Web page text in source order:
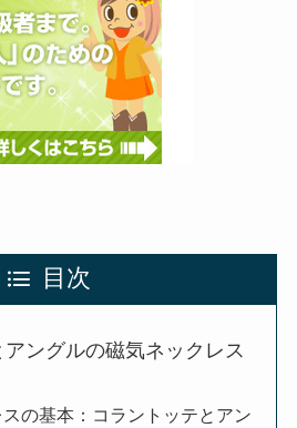
目次
ングルの磁気ネックレス
の基本：コラントッテとアン